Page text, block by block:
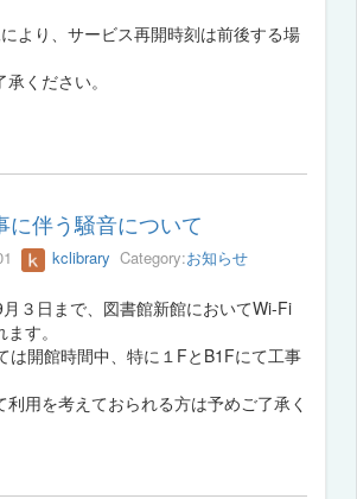
より、サービス再開時刻は前後する場
ください。
に伴う騒音について
kclibrary Category:お知らせ
３日まで、図書館新館においてWi-Fi
す。
は開館時間中、特に１FとB1Fにて工事
利用を考えておられる方は予めご了承く